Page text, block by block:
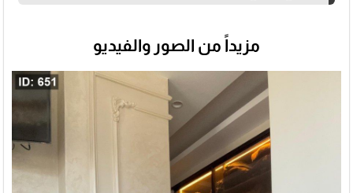
مزيداً من الصور والفيديو